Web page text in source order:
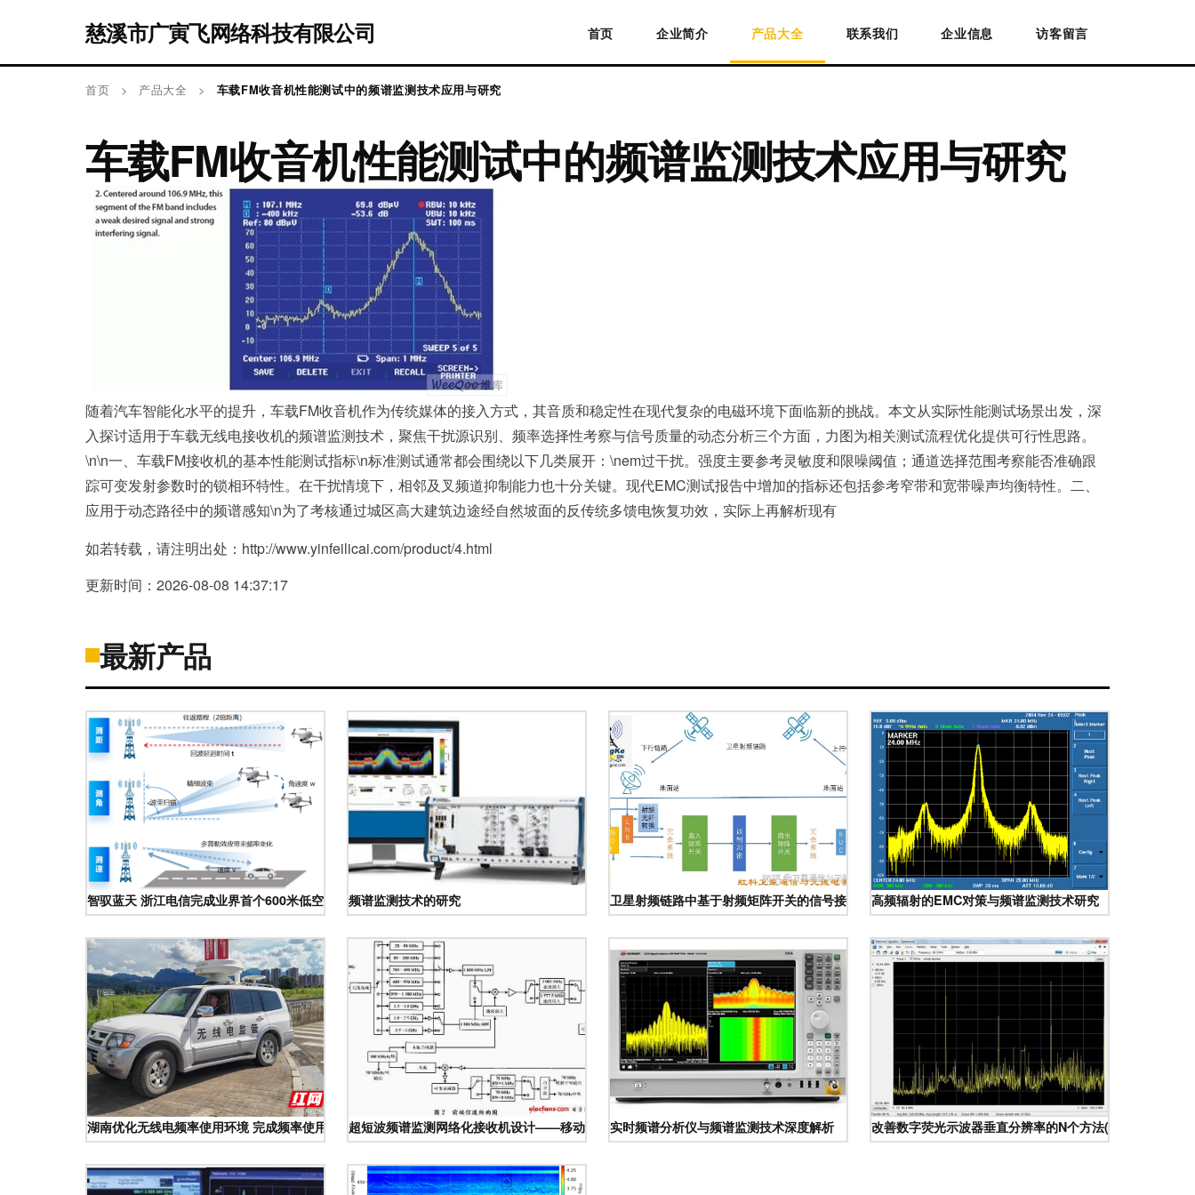
慈溪市广寅飞网络科技有限公司 首页 企业简介 产品大全 联系我们 企业信息 访客留言
首页 > 产品大全 > 车载FM收音机性能测试中的频谱监测技术应用与研究
车载FM收音机性能测试中的频谱监测技术应用与研究
随着汽车智能化水平的提升，车载FM收音机作为传统媒体的接入方式，其音质和稳定性在现代复杂的电磁环境下面临新的挑战。本文从实际性能测试场景出发，深
入探讨适用于车载无线电接收机的频谱监测技术，聚焦干扰源识别、频率选择性考察与信号质量的动态分析三个方面，力图为相关测试流程优化提供可行性思路。
\n\n一、车载FM接收机的基本性能测试指标\n标准测试通常都会围绕以下几类展开：\nem过干扰。强度主要参考灵敏度和限噪阈值；通道选择范围考察能否准确跟
踪可变发射参数时的锁相环特性。在干扰情境下，相邻及叉频道抑制能力也十分关键。现代EMC测试报告中增加的指标还包括参考窄带和宽带噪声均衡特性。二、
应用于动态路径中的频谱感知\n为了考核通过城区高大建筑边途经自然坡面的反传统多馈电恢复功效，实际上再解析现有
如若转载，请注明出处：http://www.yinfeilicai.com/product/4.html
更新时间：2026-08-08 14:37:17
最新产品
智驭蓝天 浙江电信完成业界首个600米低空通感组网验证，开启智慧低空新纪元
频谱监测技术的研究 卫星射频链路中基于射频矩阵开关的信号接收与频谱监测技术研究\n\n摘要 随着卫星通信系统复杂度的
高频辐射的EMC对策与频谱监测技术研究
湖南优化无线电频率使用环境 完成频率使用率评价与频谱监测技术研究超短波频谱监测网络化接收机设计——移动通信网背景下的频谱监测技术探讨
实时频谱分析仪与频谱监测技术深度解析 改善数字荧光示波器垂直分辨率的N个方法(下) 频谱监测